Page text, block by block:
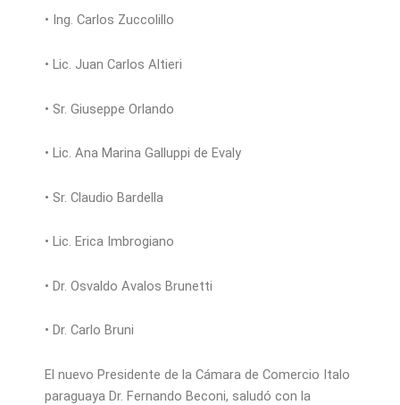
• Ing. Carlos Zuccolillo
• Lic. Juan Carlos Altieri
• Sr. Giuseppe Orlando
• Lic. Ana Marina Galluppi de Evaly
• Sr. Claudio Bardella
• Lic. Erica Imbrogiano
• Dr. Osvaldo Avalos Brunetti
• Dr. Carlo Bruni
El nuevo Presidente de la Cámara de Comercio Italo
paraguaya Dr. Fernando Beconi, saludó con la